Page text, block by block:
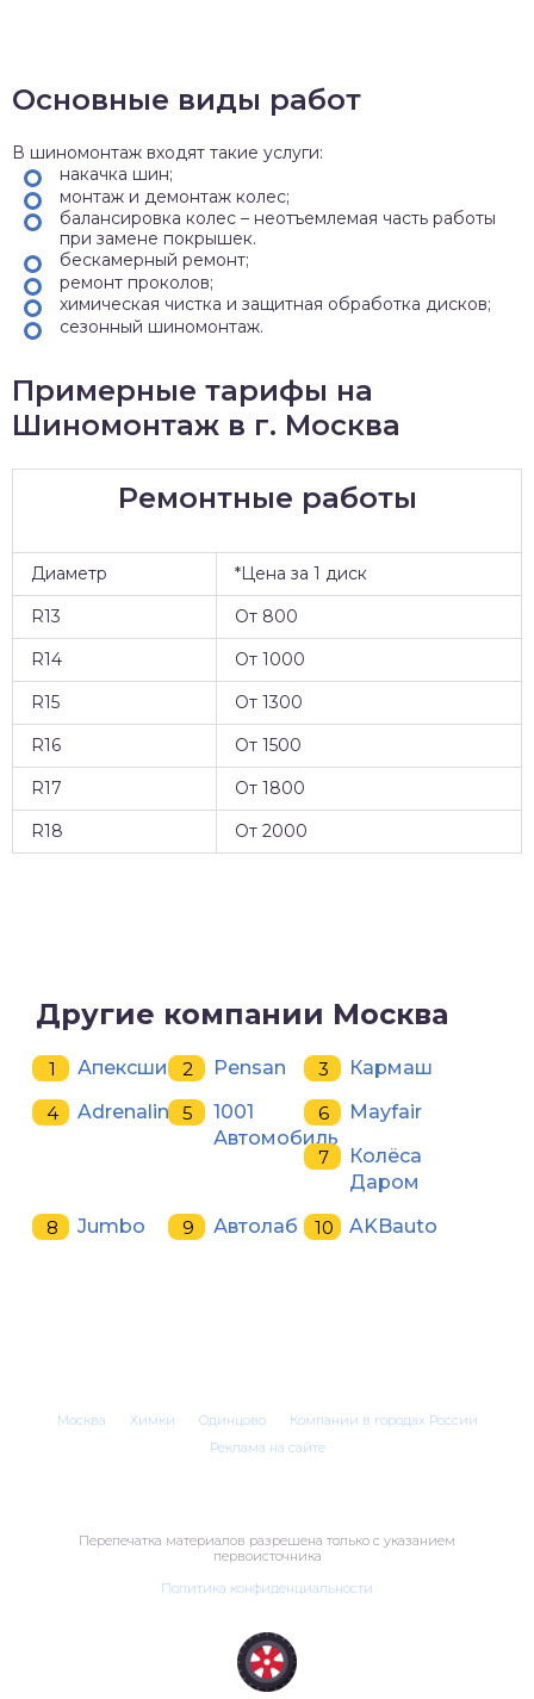
Основные виды работ
В шиномонтаж входят такие услуги:
накачка шин;
монтаж и демонтаж колес;
балансировка колес – неотъемлемая часть работы
при замене покрышек.
бескамерный ремонт;
ремонт проколов;
химическая чистка и защитная обработка дисков;
сезонный шиномонтаж.
Примерные тарифы на
Шиномонтаж в г. Москва
Ремонтные работы
Диаметр
*Цена за 1 диск
R13
От 800
R14
От 1000
R15
От 1300
R16
От 1500
R17
От 1800
R18
От 2000
Другие компании Москва
Апексшины Pensan
Кармаш
Adrenalin
1001
Автомобиль
Mayfair
Колёса
Даром
Jumbo
Автолаб AKBauto
Москва Химки Одинцово
Компании в городах России
Реклама на сайте
Перепечатка материалов разрешена только с указанием
первоисточника
Политика конфиденциальности